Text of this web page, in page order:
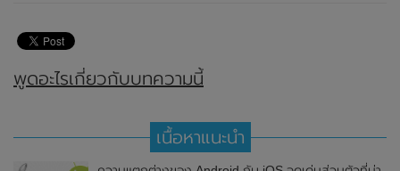
พูดอะไรเกี่ยวกับบทความนี้
เนื้อหาแนะนำ